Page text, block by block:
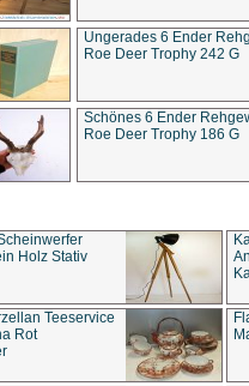
Ungerades 6 Ender
Roe Deer Trophy 242 G
Schönes 6 Ender
Roe Deer Trophy 186 G
Holz Stativ
Teeservice
Rot